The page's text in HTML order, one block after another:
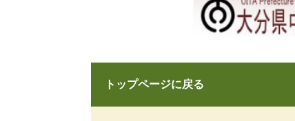
トップページに戻る